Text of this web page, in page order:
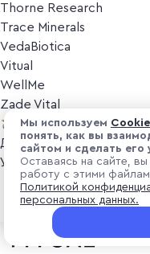
Thorne Research
Trace Minerals
VedaBiotica
Vitual
WellMe
Zade Vital
Косметика
Дезодоранты
Уход за лицом
Уход за телом
Популярные бренды
₽ 4 100
+ 123 ₽ витуальками
Мы используем
понять, как вы
сайтом и сделать его
Оставаясь на сайте,
работу с этими
Политикой
персональных данных.